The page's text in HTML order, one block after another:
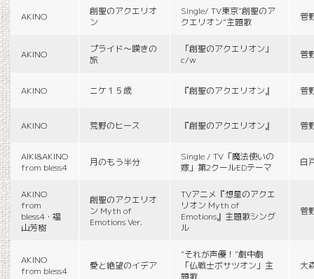
AKINO
創聖のアクエリオ
ン
Single/ TV東京“創聖のア
クエリオン”主題歌
菅
AKINO
プライド〜嘆きの
旅
「創聖のアクエリオン」
c/w
菅
AKINO ニケ１５歳 『創聖のアクエリオン』 菅
AKINO 荒野のヒース 『創聖のアクエリオン』 菅
AIKI&AKINO
from bless4
月のもう半分
Single / TV「魔法使いの
嫁」第2クールEDテーマ
白
AKINO
from
bless4・福
山芳樹
創聖のアクエリオ
ン Myth of
Emotions Ver.
TVアニメ『想星のアクエ
リオン Myth of
Emotions』主題歌シング
ル
菅
AKINO
from bless4
愛と絶望のイデア
“それが声優！”劇中劇
「仏戦士ボサツオン」主
題歌
大